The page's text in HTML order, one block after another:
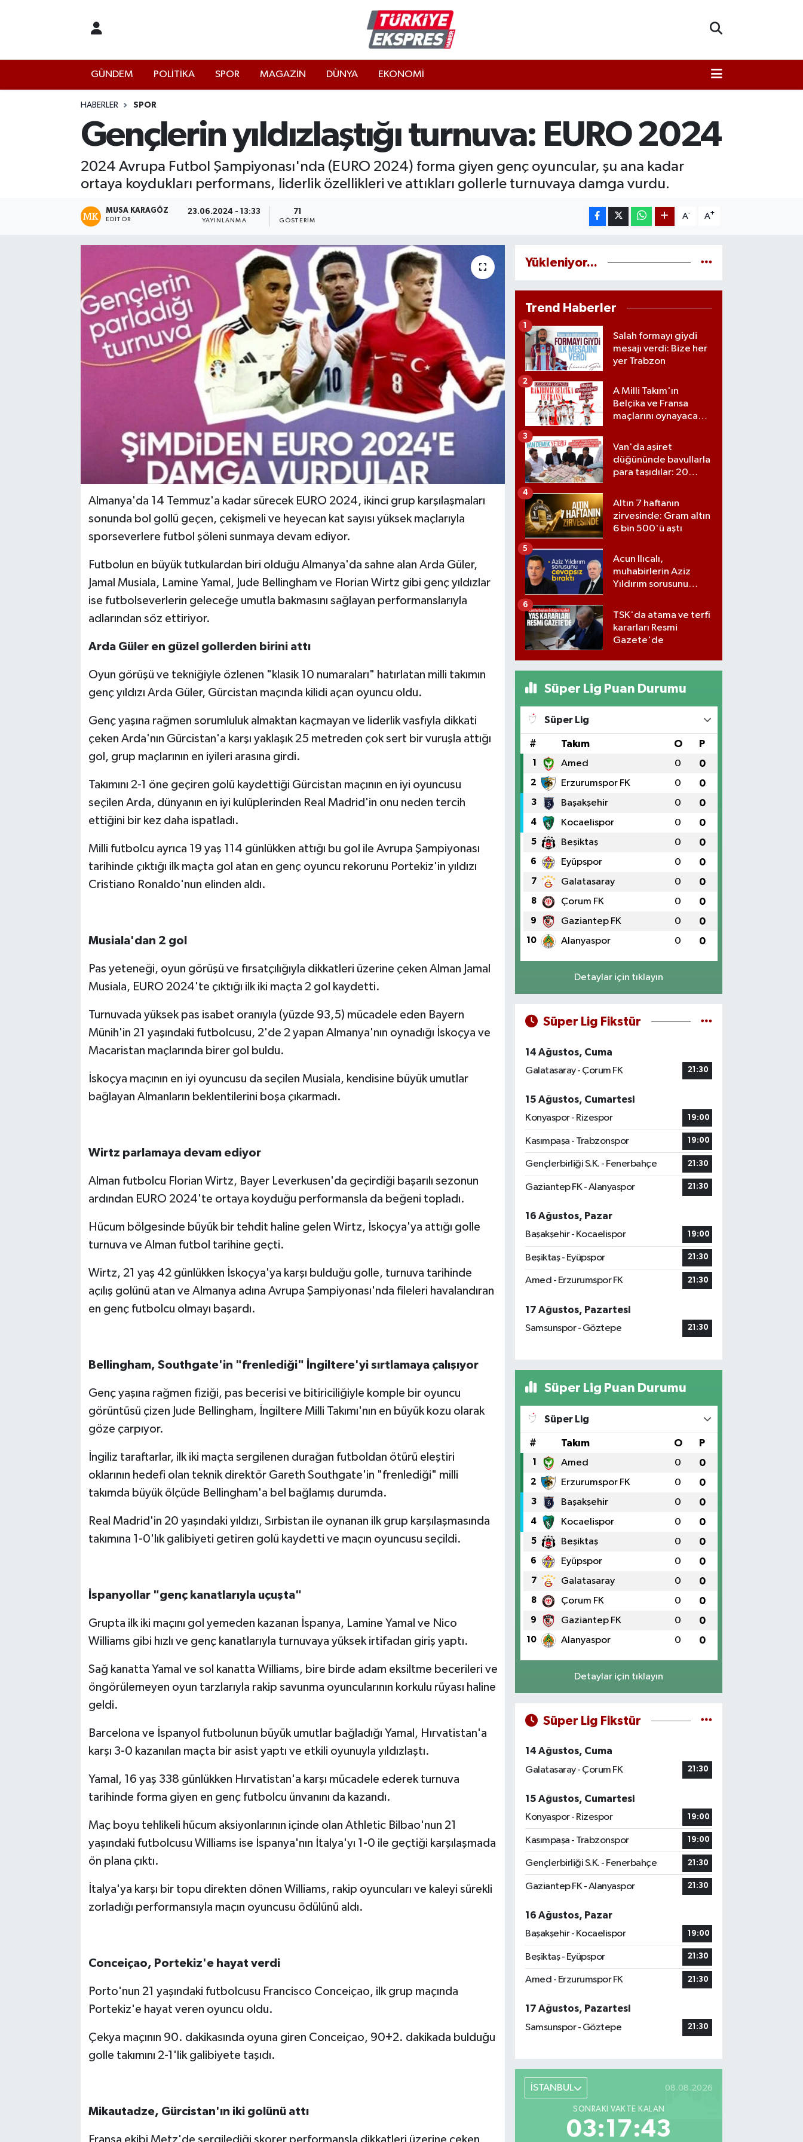
GÜNDEM POLİTİKA SPOR MAGAZİN DÜNYA EKONOMİ
HABERLER SPOR
Gençlerin yıldızlaştığı turnuva: EURO 2024
2024 Avrupa Futbol Şampiyonası'nda (EURO 2024) forma giyen genç oyuncular, şu ana kadar
ortaya koydukları performans, liderlik özellikleri ve attıkları gollerle turnuvaya damga vurdu.
MUSA KARAGÖZ
EDITÖR
23.06.2024 - 13:33
YAYINLANMA
71
GÖSTERIM
A- A+
Almanya'da 14 Temmuz'a kadar sürecek EURO 2024, ikinci grup karşılaşmaları
sonunda bol gollü geçen, çekişmeli ve heyecan kat sayısı yüksek maçlarıyla
sporseverlere futbol şöleni sunmaya devam ediyor.
Futbolun en büyük tutkulardan biri olduğu Almanya'da sahne alan Arda Güler,
Jamal Musiala, Lamine Yamal, Jude Bellingham ve Florian Wirtz gibi genç yıldızlar
ise futbolseverlerin geleceğe umutla bakmasını sağlayan performanslarıyla
adlarından söz ettiriyor.
Arda Güler en güzel gollerden birini attı
Oyun görüşü ve tekniğiyle özlenen "klasik 10 numaraları" hatırlatan milli takımın
genç yıldızı Arda Güler, Gürcistan maçında kilidi açan oyuncu oldu.
Genç yaşına rağmen sorumluluk almaktan kaçmayan ve liderlik vasfıyla dikkati
çeken Arda'nın Gürcistan'a karşı yaklaşık 25 metreden çok sert bir vuruşla attığı
gol, grup maçlarının en iyileri arasına girdi.
Takımını 2-1 öne geçiren golü kaydettiği Gürcistan maçının en iyi oyuncusu
seçilen Arda, dünyanın en iyi kulüplerinden Real Madrid'in onu neden tercih
ettiğini bir kez daha ispatladı.
Milli futbolcu ayrıca 19 yaş 114 günlükken attığı bu gol ile Avrupa Şampiyonası
tarihinde çıktığı ilk maçta gol atan en genç oyuncu rekorunu Portekiz'in yıldızı
Cristiano Ronaldo'nun elinden aldı.
Musiala'dan 2 gol
Pas yeteneği, oyun görüşü ve fırsatçılığıyla dikkatleri üzerine çeken Alman Jamal
Musiala, EURO 2024'te çıktığı ilk iki maçta 2 gol kaydetti.
Turnuvada yüksek pas isabet oranıyla (yüzde 93,5) mücadele eden Bayern
Münih'in 21 yaşındaki futbolcusu, 2'de 2 yapan Almanya'nın oynadığı İskoçya ve
Macaristan maçlarında birer gol buldu.
İskoçya maçının en iyi oyuncusu da seçilen Musiala, kendisine büyük umutlar
bağlayan Almanların beklentilerini boşa çıkarmadı.
Wirtz parlamaya devam ediyor
Alman futbolcu Florian Wirtz, Bayer Leverkusen'da geçirdiği başarılı sezonun
ardından EURO 2024'te ortaya koyduğu performansla da beğeni topladı.
Hücum bölgesinde büyük bir tehdit haline gelen Wirtz, İskoçya'ya attığı golle
turnuva ve Alman futbol tarihine geçti.
Wirtz, 21 yaş 42 günlükken İskoçya'ya karşı bulduğu golle, turnuva tarihinde
açılış golünü atan ve Almanya adına Avrupa Şampiyonası'nda fileleri havalandıran
en genç futbolcu olmayı başardı.
Bellingham, Southgate'in "frenlediği" İngiltere'yi sırtlamaya çalışıyor
Genç yaşına rağmen fiziği, pas becerisi ve bitiriciliğiyle komple bir oyuncu
görüntüsü çizen Jude Bellingham, İngiltere Milli Takımı'nın en büyük kozu olarak
göze çarpıyor.
İngiliz taraftarlar, ilk iki maçta sergilenen durağan futboldan ötürü eleştiri
oklarının hedefi olan teknik direktör Gareth Southgate'in "frenlediği" milli
takımda büyük ölçüde Bellingham'a bel bağlamış durumda.
Real Madrid'in 20 yaşındaki yıldızı, Sırbistan ile oynanan ilk grup karşılaşmasında
takımına 1-0'lık galibiyeti getiren golü kaydetti ve maçın oyuncusu seçildi.
İspanyollar "genç kanatlarıyla uçuşta"
Grupta ilk iki maçını gol yemeden kazanan İspanya, Lamine Yamal ve Nico
Williams gibi hızlı ve genç kanatlarıyla turnuvaya yüksek irtifadan giriş yaptı.
Sağ kanatta Yamal ve sol kanatta Williams, bire birde adam eksiltme becerileri ve
öngörülemeyen oyun tarzlarıyla rakip savunma oyuncularının korkulu rüyası haline
geldi.
Barcelona ve İspanyol futbolunun büyük umutlar bağladığı Yamal, Hırvatistan'a
karşı 3-0 kazanılan maçta bir asist yaptı ve etkili oyunuyla yıldızlaştı.
Yamal, 16 yaş 338 günlükken Hırvatistan'a karşı mücadele ederek turnuva
tarihinde forma giyen en genç futbolcu ünvanını da kazandı.
Maç boyu tehlikeli hücum aksiyonlarının içinde olan Athletic Bilbao'nun 21
yaşındaki futbolcusu Williams ise İspanya'nın İtalya'yı 1-0 ile geçtiği karşılaşmada
ön plana çıktı.
İtalya'ya karşı bir topu direkten dönen Williams, rakip oyuncuları ve kaleyi sürekli
zorladığı performansıyla maçın oyuncusu ödülünü aldı.
Conceiçao, Portekiz'e hayat verdi
Porto'nun 21 yaşındaki futbolcusu Francisco Conceiçao, ilk grup maçında
Portekiz'e hayat veren oyuncu oldu.
Çekya maçının 90. dakikasında oyuna giren Conceiçao, 90+2. dakikada bulduğu
golle takımını 2-1'lik galibiyete taşıdı.
Mikautadze, Gürcistan'ın iki golünü attı
Fransa ekibi Metz'de sergilediği skorer performansla dikkatleri üzerine çeken
Yükleniyor...
Trend Haberler
Salah formayı giydi
mesajı verdi: Bize her
yer Trabzon
1
A Milli Takım'ın
Belçika ve Fransa
maçlarını oynayacağı
2
Van'da aşiret
düğününde bavullarla
para taşıdılar: 20
kilolarla altın
3
Altın 7 haftanın
zirvesinde: Gram altın
6 bin 500'ü aştı
4
Acun Ilıcalı,
muhabirlerin Aziz
Yıldırım sorusunu
5
TSK'da atama ve terfi
kararları Resmi
Gazete'de
6
Süper Lig Puan Durumu
Süper Lig
# Takım O P
1 Amed 0 0
2 Erzurumspor FK 0 0
3 Başakşehir 0 0
4 Kocaelispor 0 0
5 Beşiktaş 0 0
6 Eyüpspor 0 0
7 Galatasaray 0 0
8 Çorum FK 0 0
9 Gaziantep FK 0 0
10 Alanyaspor 0 0
Detaylar için tıklayın
Süper Lig Fikstür
14 Ağustos, Cuma
Galatasaray - Çorum FK
21:30
15 Ağustos, Cumartesi
Konyaspor - Rizespor
19:00
Kasımpaşa - Trabzonspor 19:00
Gençlerbirliği S.K. - Fenerbahçe 21:30
Gaziantep FK - Alanyaspor 21:30
16 Ağustos, Pazar
Başakşehir - Kocaelispor
19:00
Beşiktaş - Eyüpspor 21:30
Amed - Erzurumspor FK 21:30
17 Ağustos, Pazartesi
Samsunspor - Göztepe
21:30
Süper Lig Puan Durumu
Süper Lig
# Takım O P
1 Amed 0 0
2 Erzurumspor FK 0 0
3 Başakşehir 0 0
4 Kocaelispor 0 0
5 Beşiktaş 0 0
6 Eyüpspor 0 0
7 Galatasaray 0 0
8 Çorum FK 0 0
9 Gaziantep FK 0 0
10 Alanyaspor 0 0
Detaylar için tıklayın
Süper Lig Fikstür
14 Ağustos, Cuma
Galatasaray - Çorum FK
21:30
15 Ağustos, Cumartesi
Konyaspor - Rizespor
19:00
Kasımpaşa - Trabzonspor 19:00
Gençlerbirliği S.K. - Fenerbahçe 21:30
Gaziantep FK - Alanyaspor 21:30
16 Ağustos, Pazar
Başakşehir - Kocaelispor
19:00
Beşiktaş - Eyüpspor 21:30
Amed - Erzurumspor FK 21:30
17 Ağustos, Pazartesi
Samsunspor - Göztepe
21:30
İSTANBUL 08.08.2026
SONRAKI VAKTE KALAN
03:17:42
İstanbul Hava Durumu
İstanbul Namaz Vakitleri
İstanbul Trafik Yoğunluk Haritası
Süper Lig Puan Durumu ve Fikstür
Son Dakika Haberleri